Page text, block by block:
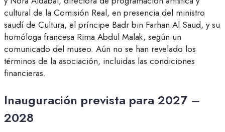
cultural de la Comisión Real, en presencia del ministro
saudí de Cultura, el príncipe Badr bin Farhan Al Saud, y su
homóloga francesa Rima Abdul Malak, según un
comunicado del museo. Aún no se han revelado los
términos de la asociación, incluidas las condiciones
financieras.
Inauguración prevista para 2027 –
2028